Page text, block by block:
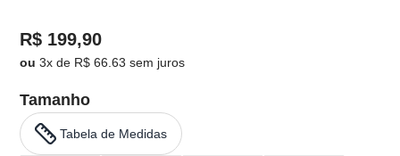
R$ 199,90
ou3x de R$ 66.63 sem juros
Tamanho
Tabela de Medidas